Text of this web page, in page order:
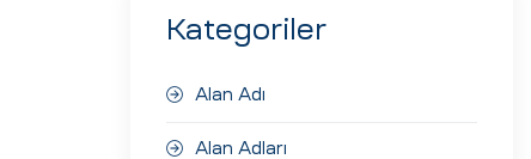
Kategoriler
Alan Adı
Alan Adları